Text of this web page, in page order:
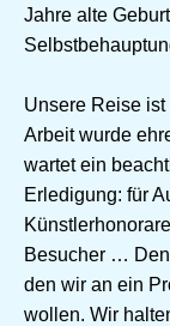
Jahre alte
Unsere Reise
Arbeit wurde
wartet ein
Erledigung: für
Besucher …
den wir an ein
wollen. Wir